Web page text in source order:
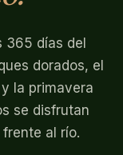
365 días del
dorados, el
la primavera
se disfrutan
al río.